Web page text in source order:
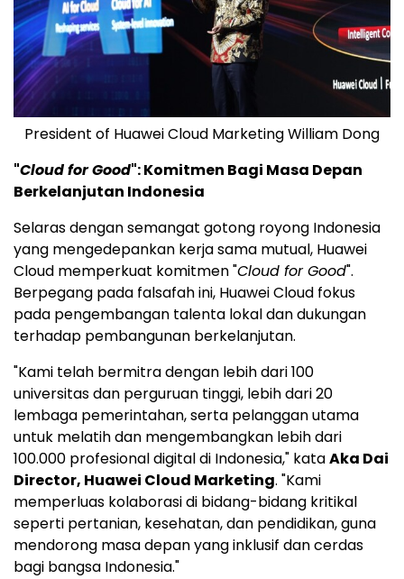
President of Huawei Cloud Marketing William Dong
"Cloud for Good": Komitmen Bagi Masa Depan
Berkelanjutan Indonesia
Selaras dengan semangat gotong royong Indonesia
yang mengedepankan kerja sama mutual, Huawei
Cloud memperkuat komitmen "Cloud for Good".
Berpegang pada falsafah ini, Huawei Cloud fokus
pada pengembangan talenta lokal dan dukungan
terhadap pembangunan berkelanjutan.
"Kami telah bermitra dengan lebih dari 100
universitas dan perguruan tinggi, lebih dari 20
lembaga pemerintahan, serta pelanggan utama
untuk melatih dan mengembangkan lebih dari
100.000 profesional digital di Indonesia," kataAka Dai
Director, Huawei Cloud Marketing. "Kami
memperluas kolaborasi di bidang-bidang kritikal
seperti pertanian, kesehatan, dan pendidikan, guna
mendorong masa depan yang inklusif dan cerdas
bagi bangsa Indonesia."